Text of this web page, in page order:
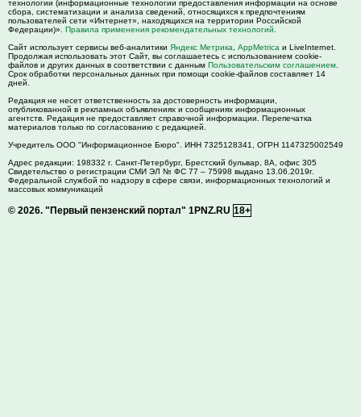
технологии (информационные технологии предоставления информации на основе
сбора, систематизации и анализа сведений, относящихся к предпочтениям
пользователей сети «Интернет», находящихся на территории Российской
Федерации)». Правила применения рекомендательных технологий
Сайт использует сервисы веб-аналитики Яндекс Метрика AppMetrica и LiveInternet.
Продолжая использовать этот Сайт, вы соглашаетесь с использованием cookie-
файлов и других данных в соответствии с данным Пользовательским соглашением
Срок обработки персональных данных при помощи cookie-файлов составляет 14
дней.
Редакция не несет ответственность за достоверность информации,
опубликованной в рекламных объявлениях и сообщениях информационных
агентств. Редакция не предоставляет справочной информации. Перепечатка
материалов только по согласованию с редакцией.
Учредитель ООО "Информационное Бюро". ИНН 7325128341, ОГРН 1147325002549
Адрес редакции: 198332 г. Санкт-Петербург, Брестский бульвар, 8А, офис 305
Свидетельство о регистрации СМИ ЭЛ № ФС 77 – 75998 выдано 13.06.2019г.
Федеральной службой по надзору в сфере связи, информационных технологий и
массовых коммуникаций
© 2026. "Первый пензенский портал" 1PNZ.RU 18+